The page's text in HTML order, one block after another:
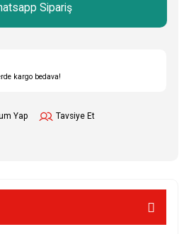
Sipariş
kargo bedava!
Yap Tavsiye Et